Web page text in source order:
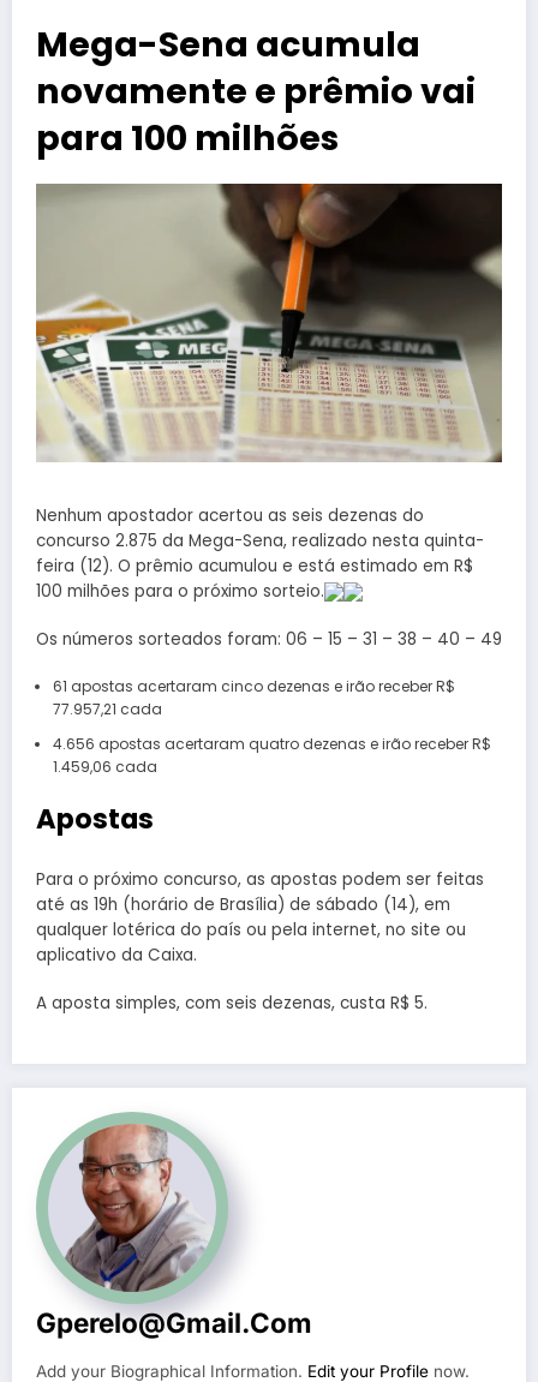
Mega-Sena acumula
novamente e prêmio vai
para 100 milhões
Nenhum apostador acertou as seis dezenas do
concurso 2.875 da Mega-Sena, realizado nesta quinta-
feira (12). O prêmio acumulou e está estimado em R$
100 milhões para o próximo sorteio.
Os números sorteados foram: 06 – 15 – 31 – 38 – 40 – 49
61 apostas acertaram cinco dezenas e irão receber R$
77.957,21 cada
4.656 apostas acertaram quatro dezenas e irão receber R$
1.459,06 cada
Apostas
Para o próximo concurso, as apostas podem ser feitas
até as 19h (horário de Brasília) de sábado (14), em
qualquer lotérica do país ou pela internet, no site ou
aplicativo da Caixa.
A aposta simples, com seis dezenas, custa R$ 5.
Gperelo@gmail.com
Add your Biographical Information. Edit your Profile now.